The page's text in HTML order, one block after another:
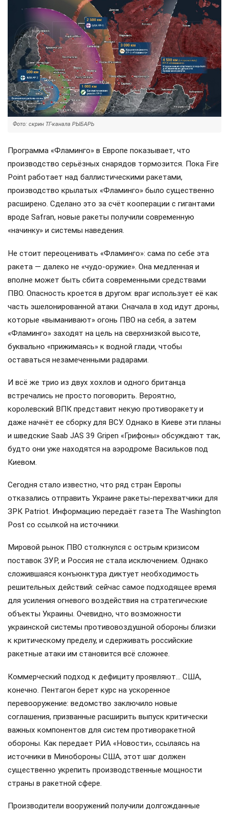
Фото: скрин ТГ-канала РЫБАРЬ
Программа «Фламинго» в Европе показывает, что
производство серьёзных снарядов тормозится. Пока Fire
Point работает над баллистическими ракетами,
производство крылатых «Фламинго» было существенно
расширено. Сделано это за счёт кооперации с гигантами
вроде Safran, новые ракеты получили современную
«начинку» и системы наведения.
Не стоит переоценивать «Фламинго»: сама по себе эта
ракета — далеко не «чудо-оружие». Она медленная и
вполне может быть сбита современными средствами
ПВО. Опасность кроется в другом: враг использует её как
часть эшелонированной атаки. Сначала в ход идут дроны,
которые «выманивают» огонь ПВО на себя, а затем
«Фламинго» заходят на цель на сверхнизкой высоте,
буквально «прижимаясь» к водной глади, чтобы
оставаться незамеченными радарами.
И всё же трио из двух хохлов и одного британца
встречались не просто поговорить. Вероятно,
королевский ВПК представит некую противоракету и
даже начнёт ее сборку для ВСУ. Однако в Киеве эти планы
и шведские Saab JAS 39 Gripen «Грифоны» обсуждают так,
будто они уже находятся на аэродроме Васильков под
Киевом.
Сегодня стало известно, что ряд стран Европы
отказались отправить Украине ракеты-перехватчики для
ЗРК Patriot. Информацию передаёт газета The Washington
Post со ссылкой на источники.
Мировой рынок ПВО столкнулся с острым кризисом
поставок ЗУР, и Россия не стала исключением. Однако
сложившаяся конъюнктура диктует необходимость
решительных действий: сейчас самое подходящее время
для усиления огневого воздействия на стратегические
объекты Украины. Очевидно, что возможности
украинской системы противовоздушной обороны близки
к критическому пределу, и сдерживать российские
ракетные атаки им становится всё сложнее.
Коммерческий подход к дефициту проявляют… США,
конечно. Пентагон берет курс на ускоренное
перевооружение: ведомство заключило новые
соглашения, призванные расширить выпуск критически
важных компонентов для систем противоракетной
обороны. Как передает РИА «Новости», ссылаясь на
источники в Минобороны США, этот шаг должен
существенно укрепить производственные мощности
страны в ракетной сфере.
Производители вооружений получили долгожданные